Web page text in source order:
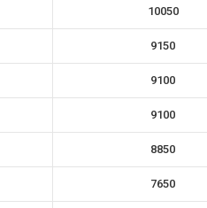
10050
9150
9100
9100
8850
7650